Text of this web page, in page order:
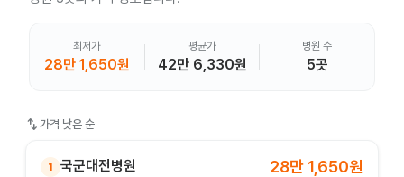
최저가
28만 1,650원
평균가
42만 6,330원
병원 수
5곳
swap_vert 가격 낮은 순
1 국군대전병원 28만 1,650원